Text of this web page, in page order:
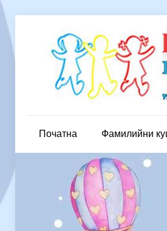
Початна Фамилийни